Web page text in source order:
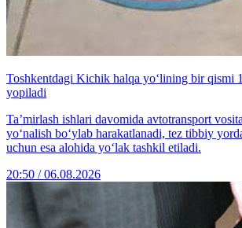
Toshkentdagi Kichik halqa yo‘lining bir qismi
yopiladi
Ta’mirlash ishlari davomida avtotransport
yo‘nalish bo‘ylab harakatlanadi, tez tibbiy
uchun esa alohida yo‘lak tashkil etiladi.
20:50 / 06.08.2026